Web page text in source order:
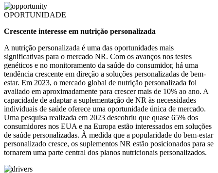
OPORTUNIDADE
Crescente interesse em nutrição personalizada
A nutrição personalizada é uma das oportunidades mais
significativas para o mercado NR. Com os avanços nos testes
genéticos e no monitoramento da saúde do consumidor, há uma
tendência crescente em direção a soluções personalizadas de bem-
estar. Em 2023, o mercado global de nutrição personalizada foi
avaliado em aproximadamente para crescer mais de 10% ao ano. A
capacidade de adaptar a suplementação de NR às necessidades
individuais de saúde oferece uma oportunidade única de mercado.
Uma pesquisa realizada em 2023 descobriu que quase 65% dos
consumidores nos EUA e na Europa estão interessados ​​em soluções
de saúde personalizadas. À medida que a popularidade do bem-estar
personalizado cresce, os suplementos NR estão posicionados para se
tornarem uma parte central dos planos nutricionais personalizados.